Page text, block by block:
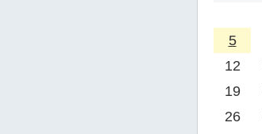
5
12
19
26